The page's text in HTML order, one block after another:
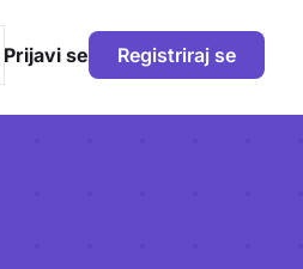
Prijavi se Registriraj se